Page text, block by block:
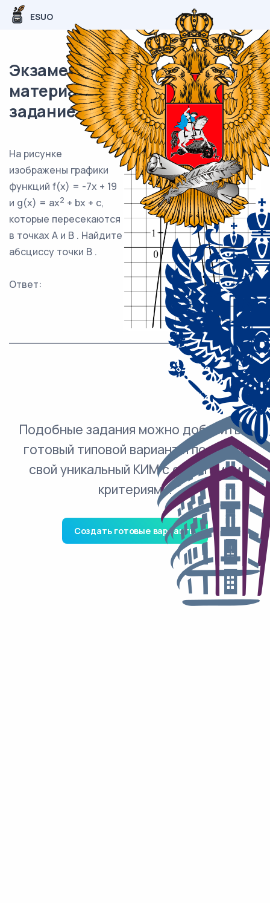
ESUO
Экзаменационный (типовой)
материал ЕГЭ / профиль / 11
задание (24) / 66
На рисунке
изображены графики
функций f(x) = -7x + 19
и g(x) = ax2 + bx + c,
которые пересекаются
в точках A и B . Найдите
абсциссу точки B .
Ответ:
___________________________.
Подобные задания можно добавить в
готовый типовой вариант и получить
свой уникальный КИМ с ответами и
критериями.
Создать готовые варианты